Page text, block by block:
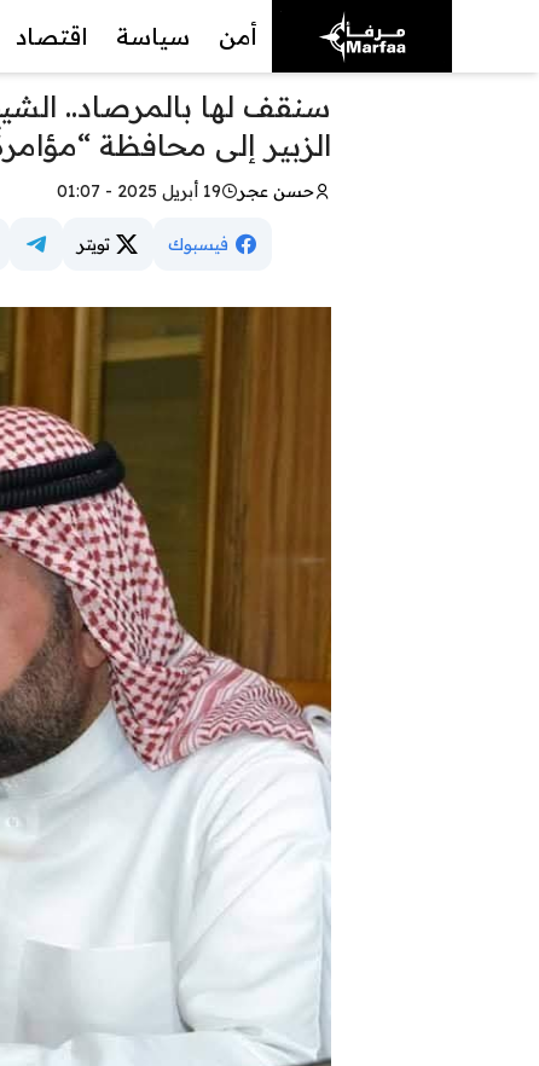
أمن سياسة اقتصاد
سنقف لها بالمرصاد..
الزبير إلى محافظة
حسن عجر 19 أبريل 2025 - 01:07
فيسبوك تويتر